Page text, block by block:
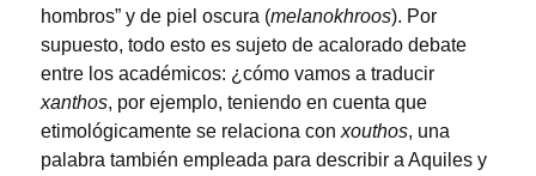
hombros” y de piel oscura (melanokhroos). Por
supuesto, todo esto es sujeto de acalorado debate
entre los académicos: ¿cómo vamos a traducir
xanthos, por ejemplo, teniendo en cuenta que
etimológicamente se relaciona con xouthos, una
palabra también empleada para describir a Aquiles y